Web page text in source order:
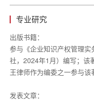
专业研究
出版书籍：
参与《企业知识产权管理
社， 2024年1月）编写；该
王律师作为编委之一参与该
发表文章：